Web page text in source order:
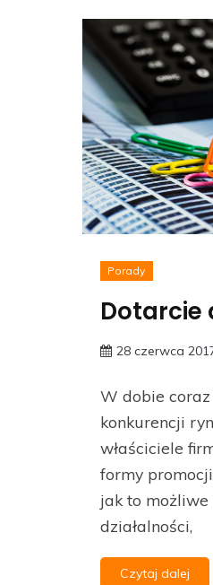
Porady
Dotarcie
28 czerwca
W dobie
konkurencji
właściciele
formy
jak to możliwe
działalności,
Czytaj dalej